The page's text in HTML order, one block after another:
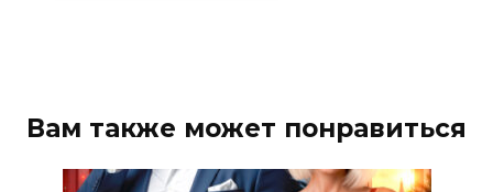
Вам также может понравиться